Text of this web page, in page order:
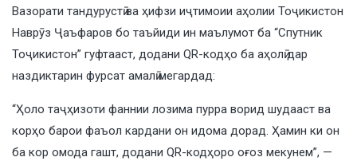
Вазорати тандурустӣ ва ҳифзи иҷтимоии аҳолии Тоҷикистон
Наврӯз Ҷаъфаров бо таъйиди ин маълумот ба “Спутник
Тоҷикистон” гуфтааст, додани QR-кодҳо ба аҳолӣ дар
наздиктарин фурсат амалӣ мегардад:
“Ҳоло таҷҳизоти фаннии лозима пурра ворид шудааст ва
корҳо барои фаъол кардани он идома дорад. Ҳамин ки он
ба кор омода гашт, додани QR-кодҳоро оғоз мекунем”, —